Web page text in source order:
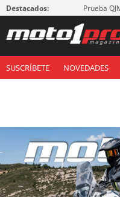
Destacados: Prueba
SUSCRÍBETE NOVEDADES